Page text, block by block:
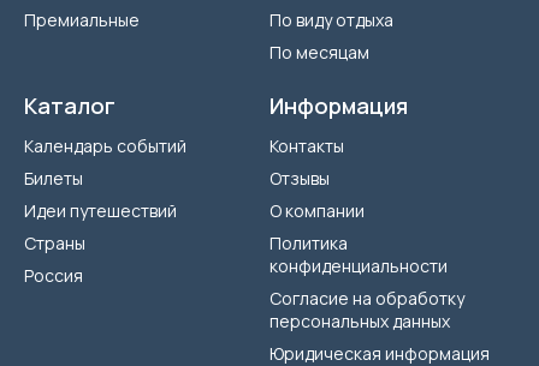
Премиальные
По виду отдыха
По месяцам
Каталог
Календарь событий
Билеты
Идеи путешествий
Страны
Россия
Информация
Контакты
Отзывы
О компании
Политика
конфиденциальности
Согласие на обработку
персональных данных
Юридическая информация